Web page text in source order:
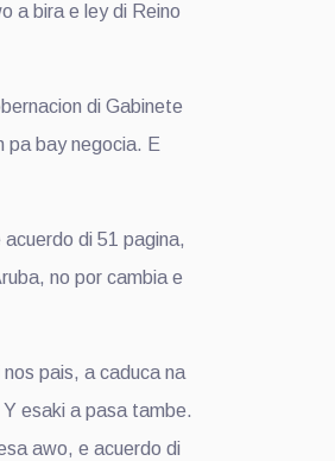
a bira e ley di Reino
di Gabinete
pa bay negocia. E
di 51 pagina,
no por cambia e
pais, a caduca na
esaki a pasa tambe.
awo, e acuerdo di